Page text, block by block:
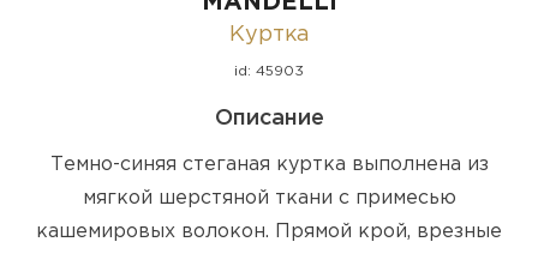
Куртка
id: 45903
Описание
Темно-синяя стеганая куртка выполнена из
мягкой шерстяной ткани с примесью
кашемировых волокон. Прямой крой, врезные